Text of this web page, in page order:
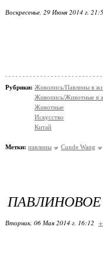
Воскресенье, 29 Июня 2014 г.
Рубрики: Живопись/Павлины в
Живопись/Животные в
Животные
Искусство
Китай
Метки: павлины Cunde Wang
ПАВЛИНОВОЕ
Вторник, 06 Мая 2014 г. 16:12